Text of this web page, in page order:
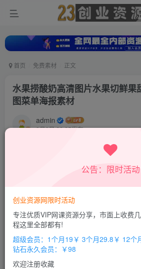
首页 免费素材 正文
水果捞酸奶高清图片水果切鲜果
图菜单海报素材
admin
8月6日 23:25发布
公告：限时活动
创业资源网限时活动
专注优质VIP网课资源分享，市面上收费
程这里全部都有!
超级会员：1个月19￥ 3个月29.8￥ 12个
钻石永久会员：￥98
欢迎注册收藏